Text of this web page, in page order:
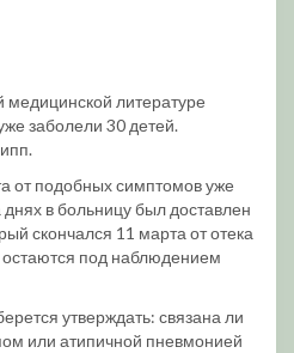
литературе
заболели 30 детей.
от подобных симптомов уже
в больницу был доставлен
скончался 11 марта от отека
под наблюдением
утверждать: связана ли
или атипичной пневмонией